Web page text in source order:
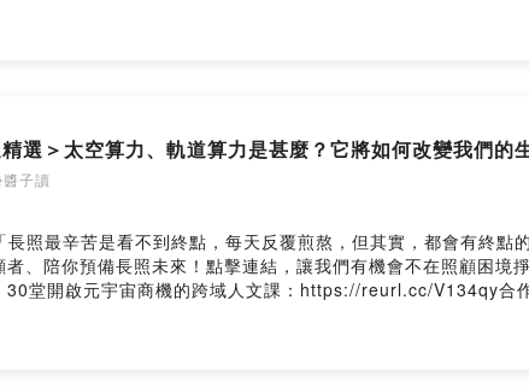
https://www.facebook.com/
精選＞太空算力、軌道算力是甚麼？它將如何改變我們的
子讀
長照最辛苦是看不到終點，每天反覆煎熬，但其實，都會有
者、陪你預備長照未來！點擊連結，讓我們有機會不在照顧
30堂開啟元宇宙商機的跨域人文課：https://reurl.cc/V134qy
法： https://open.firstory.me/user/